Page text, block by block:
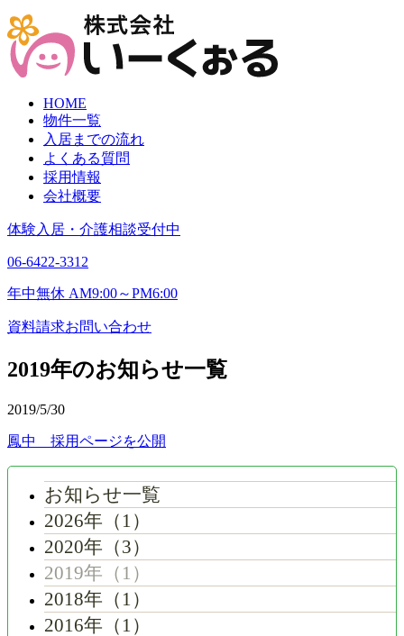
HOME
物件一覧
入居までの流れ
よくある質問
採用情報
会社概要
体験入居・介護相談受付中
06-6422-3312
年中無休 AM9:00～PM6:00
資料請求お問い合わせ
2019年のお知らせ一覧
2019/5/30
鳳中 採用ページを公開
お知らせ一覧
2026年（1）
2020年（3）
2019年（1）
2018年（1）
2016年（1）